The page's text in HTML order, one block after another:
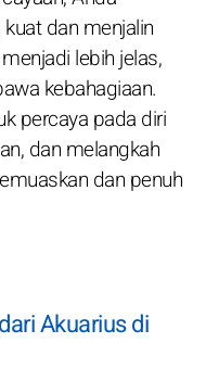
dan menjalin
lebih jelas,
kebahagiaan.
percaya pada diri
dan melangkah
dan penuh
Akuarius di